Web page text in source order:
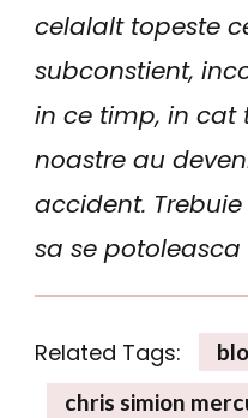
celalalt topeste
subconstient,
in ce timp, in cat
noastre au
accident.
sa se potoleasca
Related Tags:
chris simion